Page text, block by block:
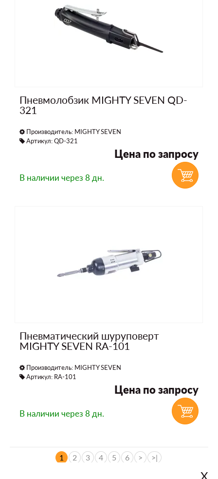
Пневмолобзик MIGHTY SEVEN QD-
321
Производитель: MIGHTY SEVEN
Артикул: QD-321
Цена по запросу
В наличии через 8 дн.
Пневматический шуруповерт
MIGHTY SEVEN RA-101
Производитель: MIGHTY SEVEN
Артикул: RA-101
Цена по запросу
В наличии через 8 дн.
1 2 3 4 5 6 > >|
Х